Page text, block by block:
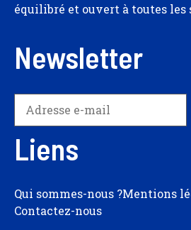
équilibré et ouvert à toutes les
Newsletter
Liens
Qui sommes-nous ?Mentions
Contactez-nous